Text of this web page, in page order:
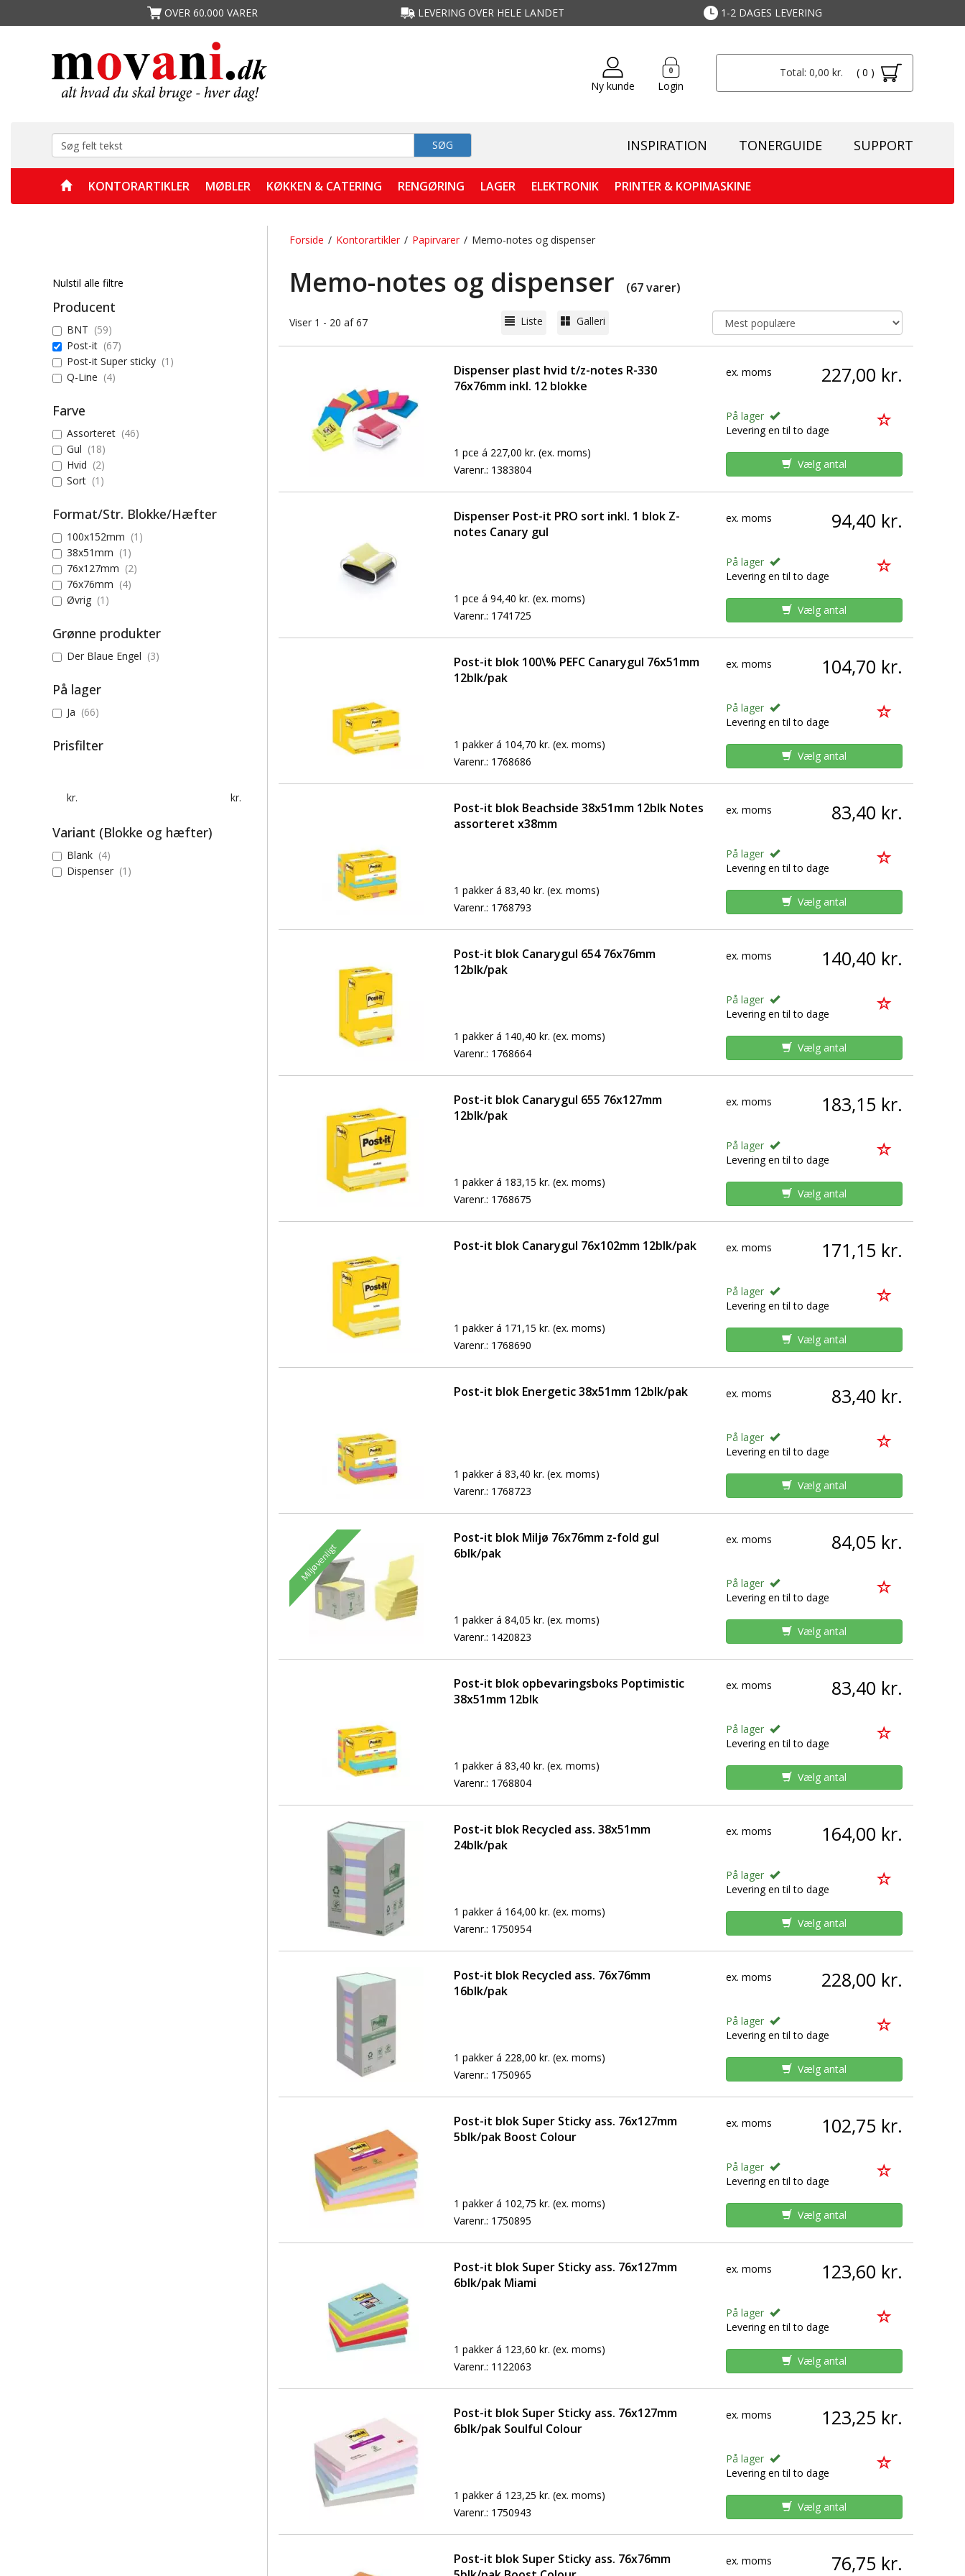
OVER 60.000 VARER LEVERING OVER HELE LANDET 1-2 DAGES LEVERING
Total: 0,00 kr.
( 0 )
Login
Ny kunde
SØG INSPIRATION TONERGUIDE SUPPORT
KONTORARTIKLER MØBLER KØKKEN & CATERING RENGØRING LAGER ELEKTRONIK PRINTER & KOPIMASKINE
Forside / Kontorartikler / Papirvarer / Memo-notes og dispenser
Nulstil alle filtre
Producent
BNT (59)
Post-it (67)
Post-it Super sticky (1)
Q-Line (4)
Farve
Assorteret (46)
Gul (18)
Hvid (2)
Sort (1)
Format/Str. Blokke/Hæfter
100x152mm (1)
38x51mm (1)
76x127mm (2)
76x76mm (4)
Øvrig (1)
Grønne produkter
Der Blaue Engel (3)
På lager
Ja (66)
Prisfilter
kr. kr.
Variant (Blokke og hæfter)
Blank (4)
Dispenser (1)
Memo-notes og dispenser (67 varer)
Viser 1 - 20 af 67 Liste Galleri
Dispenser plast hvid t/z-notes R-330
76x76mm inkl. 12 blokke
1 pce á 227,00 kr. (ex. moms)
Varenr.: 1383804
ex. moms 227,00 kr.
På lager
Levering en til to dage
Vælg antal
Dispenser Post-it PRO sort inkl. 1 blok Z-
notes Canary gul
1 pce á 94,40 kr. (ex. moms)
Varenr.: 1741725
ex. moms 94,40 kr.
På lager
Levering en til to dage
Vælg antal
Post-it blok 100\% PEFC Canarygul 76x51mm
12blk/pak
1 pakker á 104,70 kr. (ex. moms)
Varenr.: 1768686
ex. moms 104,70 kr.
På lager
Levering en til to dage
Vælg antal
Post-it blok Beachside 38x51mm 12blk Notes
assorteret x38mm
1 pakker á 83,40 kr. (ex. moms)
Varenr.: 1768793
ex. moms 83,40 kr.
På lager
Levering en til to dage
Vælg antal
Post-it blok Canarygul 654 76x76mm
12blk/pak
1 pakker á 140,40 kr. (ex. moms)
Varenr.: 1768664
ex. moms 140,40 kr.
På lager
Levering en til to dage
Vælg antal
Post-it blok Canarygul 655 76x127mm
12blk/pak
1 pakker á 183,15 kr. (ex. moms)
Varenr.: 1768675
ex. moms 183,15 kr.
På lager
Levering en til to dage
Vælg antal
Post-it blok Canarygul 76x102mm 12blk/pak
1 pakker á 171,15 kr. (ex. moms)
Varenr.: 1768690
ex. moms 171,15 kr.
På lager
Levering en til to dage
Vælg antal
Post-it blok Energetic 38x51mm 12blk/pak
1 pakker á 83,40 kr. (ex. moms)
Varenr.: 1768723
ex. moms 83,40 kr.
På lager
Levering en til to dage
Vælg antal
Miljøvenligt
Post-it blok Miljø 76x76mm z-fold gul
6blk/pak
1 pakker á 84,05 kr. (ex. moms)
Varenr.: 1420823
ex. moms 84,05 kr.
På lager
Levering en til to dage
Vælg antal
Post-it blok opbevaringsboks Poptimistic
38x51mm 12blk
1 pakker á 83,40 kr. (ex. moms)
Varenr.: 1768804
ex. moms 83,40 kr.
På lager
Levering en til to dage
Vælg antal
Post-it blok Recycled ass. 38x51mm
24blk/pak
1 pakker á 164,00 kr. (ex. moms)
Varenr.: 1750954
ex. moms 164,00 kr.
På lager
Levering en til to dage
Vælg antal
Post-it blok Recycled ass. 76x76mm
16blk/pak
1 pakker á 228,00 kr. (ex. moms)
Varenr.: 1750965
ex. moms 228,00 kr.
På lager
Levering en til to dage
Vælg antal
Post-it blok Super Sticky ass. 76x127mm
5blk/pak Boost Colour
1 pakker á 102,75 kr. (ex. moms)
Varenr.: 1750895
ex. moms 102,75 kr.
På lager
Levering en til to dage
Vælg antal
Post-it blok Super Sticky ass. 76x127mm
6blk/pak Miami
1 pakker á 123,60 kr. (ex. moms)
Varenr.: 1122063
ex. moms 123,60 kr.
På lager
Levering en til to dage
Vælg antal
Post-it blok Super Sticky ass. 76x127mm
6blk/pak Soulful Colour
1 pakker á 123,25 kr. (ex. moms)
Varenr.: 1750943
ex. moms 123,25 kr.
På lager
Levering en til to dage
Vælg antal
Post-it blok Super Sticky ass. 76x76mm
ex. moms 76,75 kr.